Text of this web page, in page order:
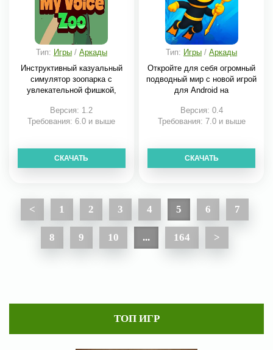
Тип: Игры/ Аркады
Инструктивный казуальный
симулятор зоопарка с
увлекательной фишкой,
Версия: 1.2
Требования: 6.0 и выше
СКАЧАТЬ
Тип: Игры /Аркады
Откройте для себя огромный
подводный мир с новой игрой
для Android на
Версия: 0.4
Требования: 7.0 и выше
СКАЧАТЬ
< 1 2 3 4 5 6 7
8 9 10 ... 164 >
ТОП ИГР